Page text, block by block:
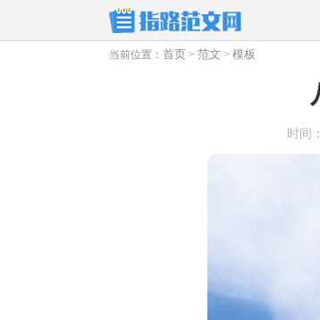
当前位置： 首页 > 范文 > 模板
时间